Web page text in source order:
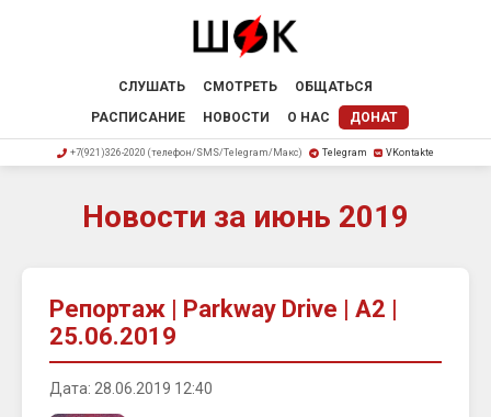
СЛУШАТЬ СМОТРЕТЬ
ОБЩАТЬСЯ
РАСПИСАНИЕ
НОВОСТИ О НАС ДОНАТ
+7(921)326-2020 (телефон/SMS/Telegram/Макс) Telegram VKontakte
Новости за июнь 2019
Репортаж | Parkway Drive | A2 |
25.06.2019
Дата: 28.06.2019 12:40